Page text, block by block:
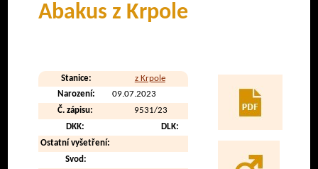
Abakus z Krpole
Stanice: z Krpole
Narození:
09.07.2023
Č. zápisu:
9531/23
DKK:
DLK:
Ostatní vyšetření:
Svod: